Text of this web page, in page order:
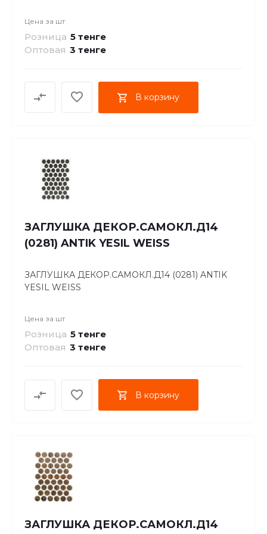
Цена за шт
Розница 5 тенге
Оптовая 3 тенге
В корзину
ЗАГЛУШКА ДЕКОР.САМОКЛ.Д14
(0281) ANTIK YESIL WEISS
ЗАГЛУШКА ДЕКОР.САМОКЛ.Д14 (0281) ANTIK
YESIL WEISS
Цена за шт
Розница 5 тенге
Оптовая 3 тенге
В корзину
ЗАГЛУШКА ДЕКОР.САМОКЛ.Д14